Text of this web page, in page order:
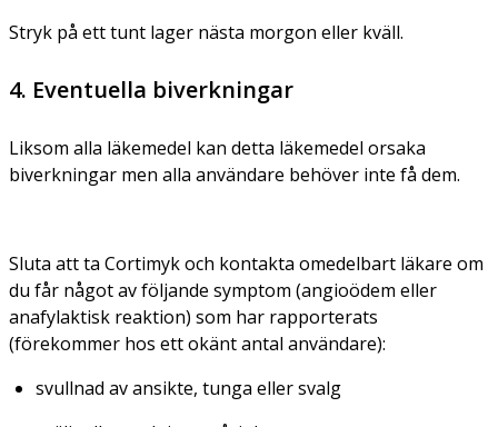
Stryk på ett tunt lager nästa morgon eller kväll.
4. Eventuella biverkningar
Liksom alla läkemedel kan detta läkemedel orsaka
biverkningar men alla användare behöver inte få dem.
Sluta att ta Cortimyk och kontakta omedelbart läkare om
du får något av följande symptom (angioödem eller
anafylaktisk reaktion) som har rapporterats
(förekommer hos ett okänt antal användare):
svullnad av ansikte, tunga eller svalg